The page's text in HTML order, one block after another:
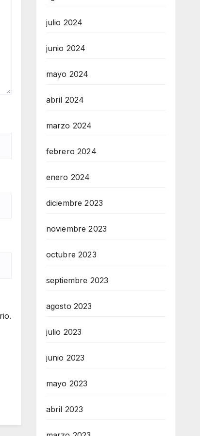
julio 2024
junio 2024
mayo 2024
abril 2024
marzo 2024
febrero 2024
enero 2024
diciembre 2023
noviembre 2023
octubre 2023
septiembre 2023
agosto 2023
julio 2023
junio 2023
mayo 2023
abril 2023